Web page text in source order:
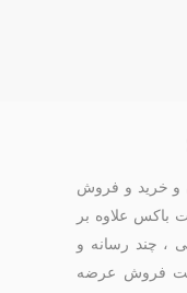
و خرید و فروش
باکس علاوه بر
، چند رسانه و
جهت فروش عرضه